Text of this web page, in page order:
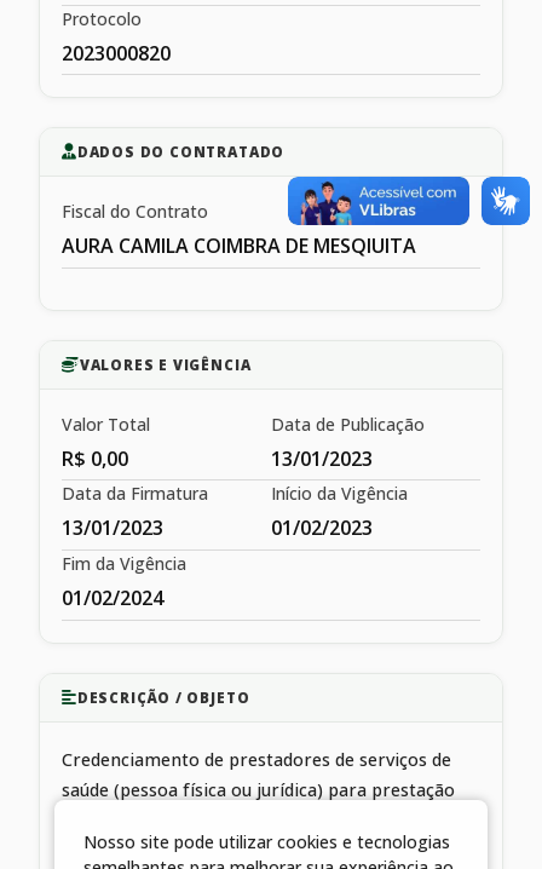
Protocolo
2023000820
DADOS DO CONTRATADO
Fiscal do Contrato
AURA CAMILA COIMBRA DE MESQIUITA
VALORES E VIGÊNCIA
Valor Total
R$ 0,00
Data de Publicação
13/01/2023
Data da Firmatura
13/01/2023
Início da Vigência
01/02/2023
Fim da Vigência
01/02/2024
DESCRIÇÃO / OBJETO
Credenciamento de prestadores de serviços de
saúde (pessoa física ou jurídica) para prestação
população
Nosso site pode utilizar cookies e tecnologias